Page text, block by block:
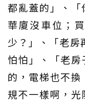
都亂蓋的」、
華廈沒車位；
少？」、「老房
怕怕」、「老
的，電梯也不
規不一樣啊，